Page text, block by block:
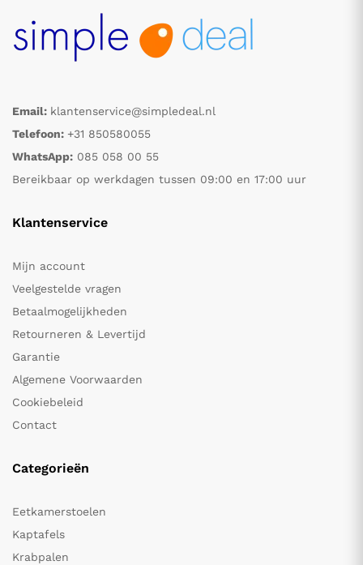
Email: klantenservice@simpledeal.nl
Telefoon: +31 850580055
WhatsApp: 085 058 00 55
Bereikbaar op werkdagen tussen 09:00 en 17:00 uur
Klantenservice
Mijn account
Veelgestelde vragen
Betaalmogelijkheden
Retourneren & Levertijd
Garantie
Algemene Voorwaarden
Cookiebeleid
Contact
Categorieën
Eetkamerstoelen
Kaptafels
Krabpalen